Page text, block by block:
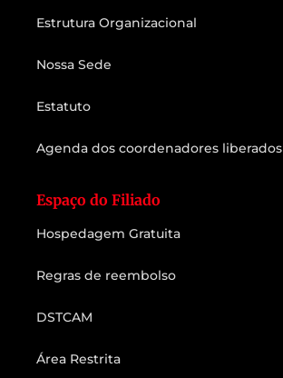
Estrutura Organizacional
Nossa Sede
Estatuto
Agenda dos coordenadores liberados
Espaço do Filiado
Hospedagem Gratuita
Regras de reembolso
DSTCAM
Área Restrita